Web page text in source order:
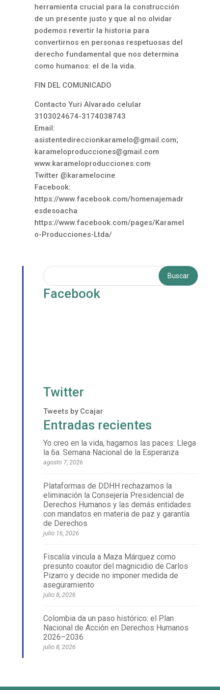
herramienta crucial para la construcción
de un presente justo y que al no olvidar
podemos revertir la historia para
convertirnos en personas respetuosas del
derecho fundamental que nos determina
como humanos: el de la vida.
FIN DEL COMUNICADO
Contacto Yuri Alvarado celular
3103024674-3174038743
Email:
asistentedireccionkaramelo@gmail.com;
karameloproducciones@gmail.com
www.karameloproducciones.com
Twitter @karamelocine
Facebook:
https://www.facebook.com/homenajemadr
esdesoacha
https://www.facebook.com/pages/Karamel
o-Producciones-Ltda/
Facebook
Twitter
Tweets by Ccajar
Entradas recientes
Yo creo en la vida, hagamos las paces: Llega
la 6a. Semana Nacional de la Esperanza
agosto 7, 2026
Plataformas de DDHH rechazamos la
eliminación la Consejería Presidencial de
Derechos Humanos y las demás entidades
con mandatos en materia de paz y garantía
de Derechos
julio 16, 2026
Fiscalía vincula a Maza Márquez como
presunto coautor del magnicidio de Carlos
Pizarro y decide no imponer medida de
aseguramiento
julio 8, 2026
Colombia da un paso histórico: el Plan
Nacional de Acción en Derechos Humanos
2026–2036
julio 8, 2026